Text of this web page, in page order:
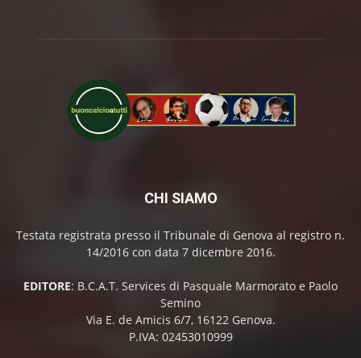
CHI SIAMO
Testata registrata presso il Tribunale di Genova al registro n.
14/2016 con data 7 dicembre 2016.
EDITORE: B.C.A.T. Services di Pasquale Marmorato e Paolo
Semino
Via E. de Amicis 6/7, 16122 Genova.
P.IVA: 02453010999